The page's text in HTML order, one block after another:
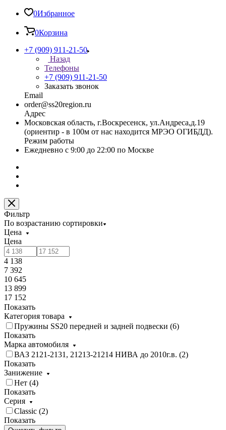
0Избранное
0Корзина
+7 (909) 911-21-50
Назад
Телефоны
+7 (909) 911-21-50
Заказать звонок
Email
order@ss20region.ru
Адрес
Московская область, г.Воскресенск, ул.Андреса,д.19
(ориентир - в 100м от нас находится МРЭО ОГИБДД).
Режим работы
Ежедневно с 9:00 до 22:00 по Москве
Фильтр
По возрастанию сортировки
Цена
Цена
4 138
7 392
10 645
13 899
17 152
Показать
Категория товара
Пружины SS20 передней и задней подвески (6)
Показать
Марка автомобиля
ВАЗ 2121-2131, 21213-21214 НИВА до 2010г.в. (2)
Показать
Занижение
Нет (4)
Показать
Серия
Classic (2)
Показать